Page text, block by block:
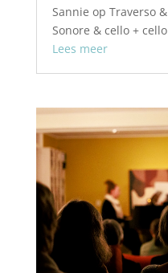
Sannie op Traverso
Sonore & cello +
Lees meer